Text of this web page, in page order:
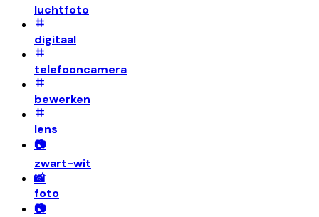
luchtfoto
digitaal
telefooncamera
bewerken
lens
📷
zwart-wit
📸
foto
📷